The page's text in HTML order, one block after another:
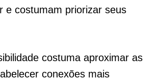
e costumam priorizar seus
costuma aproximar as
conexões mais